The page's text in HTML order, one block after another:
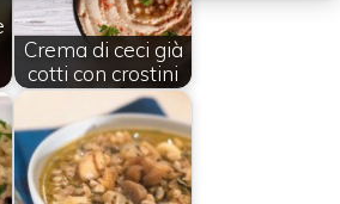
Crema di ceci già
cotti con crostini